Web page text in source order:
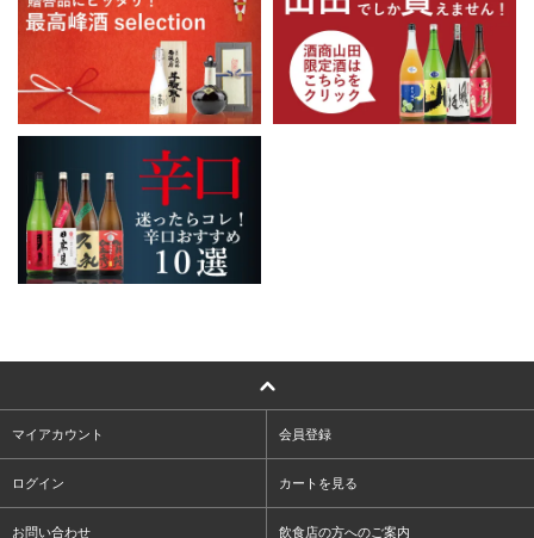
マイアカウント 会員登録
ログイン カートを見る
お問い合わせ 飲食店の方へのご案内